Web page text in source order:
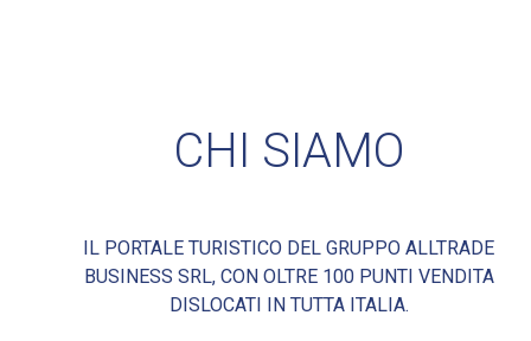
CHI SIAMO
IL PORTALE TURISTICO DEL GRUPPO ALLTRADE
BUSINESS SRL, CON OLTRE 100 PUNTI VENDITA
DISLOCATI IN TUTTA ITALIA.